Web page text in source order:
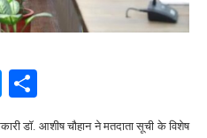
Messenger
डॉ. आशीष चौहान ने मतदाता सूची के विशेष